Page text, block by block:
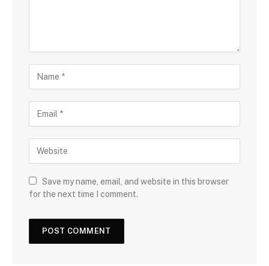
Save my name, email, and website in this browser
for the next time I comment.